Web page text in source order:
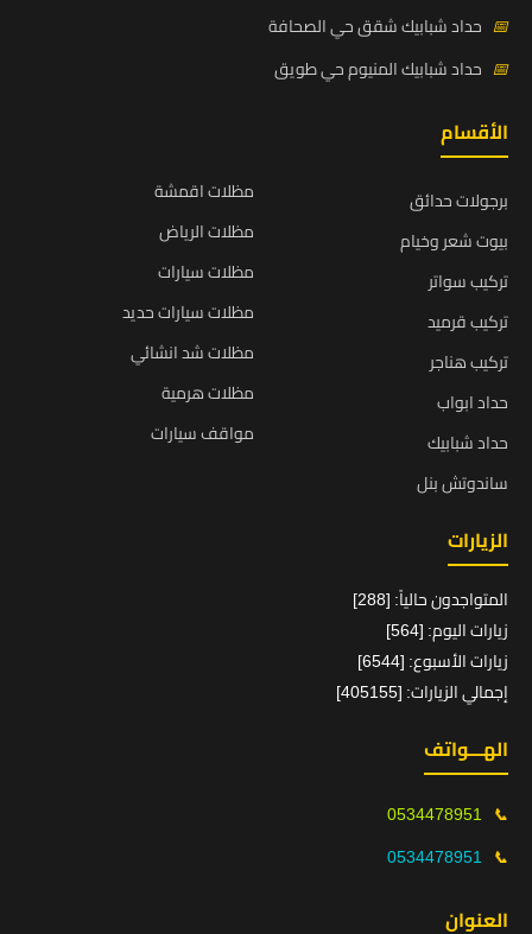
📅 حداد شبابيك شقق حي الصحافة
📅 حداد شبابيك المنيوم حي طويق
الأقسام
برجولات حدائق
بيوت شعر وخيام
تركيب سواتر
تركيب قرميد
تركيب هناجر
حداد ابواب
حداد شبابيك
ساندوتش بنل
مظلات اقمشة
مظلات الرياض
مظلات سيارات
مظلات سيارات حديد
مظلات شد انشائي
مظلات هرمية
مواقف سيارات
الزيارات
المتواجدون حالياً: [288]
زيارات اليوم: [564]
زيارات الأسبوع: [6544]
إجمالي الزيارات: [405155]
الهـــواتف
📞
0534478951
📞
0534478951
العنوان